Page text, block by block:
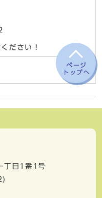
ださい！
ページ
トップへ
丁目1番1号